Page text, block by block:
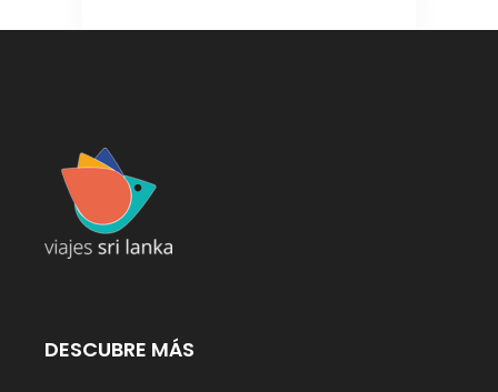
DESCUBRE MÁS